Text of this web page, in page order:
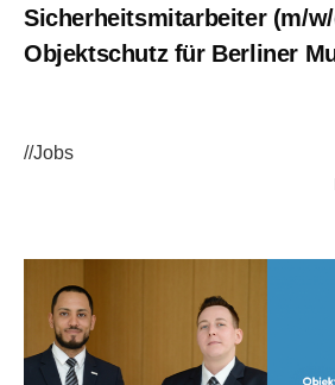
Sicherheitsmitarbeiter (m/
Objektschutz für Berliner
//Jobs